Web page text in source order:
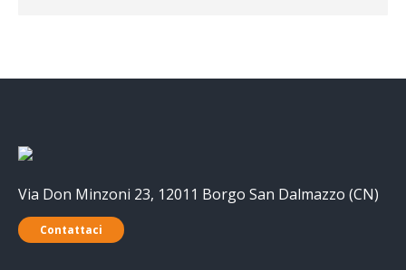
Via Don Minzoni 23, 12011 Borgo San Dalmazzo (CN)
Contattaci